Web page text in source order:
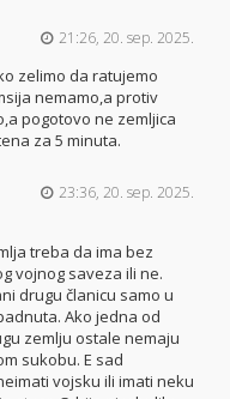
21:26, 20. sep. 2025.
zelimo da ratujemo
nemamo,a protiv
pogotovo ne zemljica
za 5 minuta.
23:36, 20. sep. 2025.
treba da ima bez
vojnog saveza ili ne.
drugu članicu samo u
Ako jedna od
zemlju ostale nemaju
sukobu. E sad
vojsku ili imati neku